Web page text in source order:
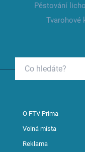
Pěstování
Tvarohové
O FTV Prima
Volná místa
Reklama